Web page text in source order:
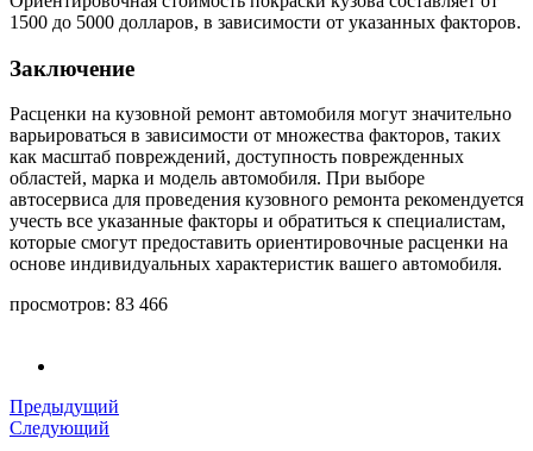
1500 до 5000 долларов, в зависимости от указанных факторов.
Заключение
Расценки на кузовной ремонт автомобиля могут значительно
варьироваться в зависимости от множества факторов, таких
как масштаб повреждений, доступность поврежденных
областей, марка и модель автомобиля. При выборе
автосервиса для проведения кузовного ремонта рекомендуется
учесть все указанные факторы и обратиться к специалистам,
которые смогут предоставить ориентировочные расценки на
основе индивидуальных характеристик вашего автомобиля.
просмотров: 83 466
Предыдущий
Следующий